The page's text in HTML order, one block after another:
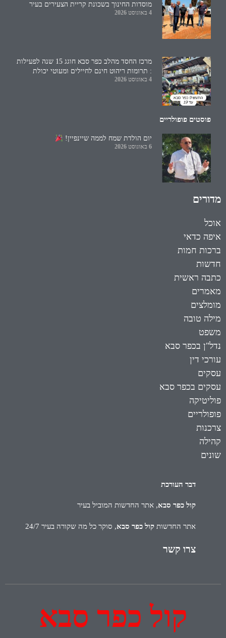
מוסדות החינוך בשכונת קריית הצעירים בעיר
4 באוגוסט 2026
מרכז החסד מהלב כפר סבא חוגג 15 שנה לפעילות
: תרומות ריהוט חינם לחיילים ומעוטי יכולת
4 באוגוסט 2026
פוסטים פופולריים
יום הולדת שמח לממה שיינפיין!
6 באוגוסט 2026
מדורים
אוכל
איפה כדאי
ברכות חמות
חדשות
כתבה ראשית
מאמרים
מומלצים
מילה טובה
משפט
נדל"ן בכפר סבא
עורכי דין
עסקים
עסקים בכפר סבא
פוליטיקה
פופולריים
צרכנות
קהילה
שונים
דבר העורכת
קול כפר סבא, אתר החדשות המוביל בעיר
אתר החדשות קול כפר סבא, סוקר כל מה שקורה בעיר 24/7
צרו קשר
קול כפר סבא